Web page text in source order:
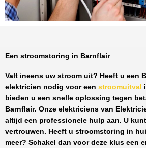
Een stroomstoring in Barnflair
Valt ineens uw stroom uit? Heeft u een
elektricien nodig voor een stroomuitval
bieden u een snelle oplossing tegen
Barnflair. Onze elektriciens van
altijd een professionele hulp aan. U
vertrouwen. Heeft u stroomstoring in
meer? Schakel dan voor deze klus een